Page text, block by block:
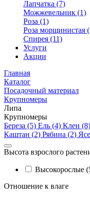
Лапчатка (7)
Можжевельник (1)
Роза (1)
Роза морщинистая
Спирея (11)
Услуги
Акции
Главная
Каталог
Посадочный материал
Крупномеры
Липа
Крупномеры
Береза (5) Ель (4) Клен (8)
Каштан (2) Рябина (2)
Высота взрослого
Высокорослые
Отношение к влаге